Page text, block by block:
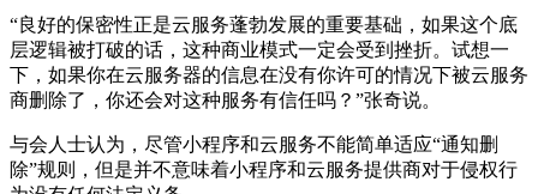
“良好的保密性正是云服务蓬勃发展的重要基础，如果这个底
层逻辑被打破的话，这种商业模式一定会受到挫折。试想一
下，如果你在云服务器的信息在没有你许可的情况下被云服务
商删除了，你还会对这种服务有信任吗？”张奇说。
与会人士认为，尽管小程序和云服务不能简单适应“通知删
除”规则，但是并不意味着小程序和云服务提供商对于侵权行